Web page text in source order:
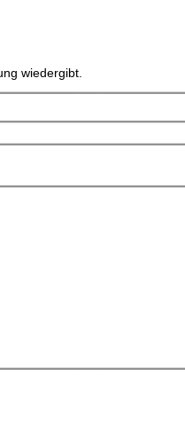
wiedergibt.